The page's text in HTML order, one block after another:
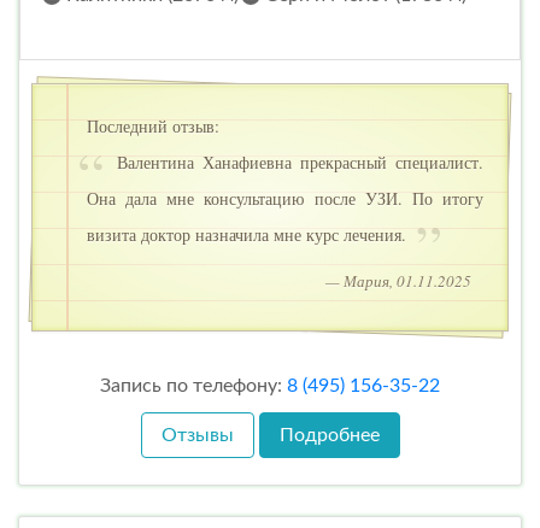
Последний отзыв:
Валентина Ханафиевна прекрасный специалист.
Она дала мне консультацию после УЗИ. По итогу
визита доктор назначила мне курс лечения.
— Мария, 01.11.2025
Запись по телефону: 8 (495) 156-35-22
Отзывы Подробнее